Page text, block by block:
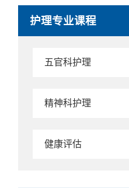
护理专业课程
五官科护理
精神科护理
健康评估